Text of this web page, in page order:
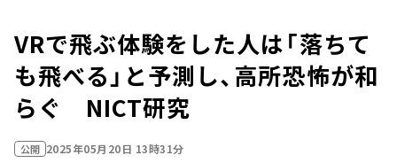
VRで飛ぶ体験をした人は「落ちて
も飛べる」と予測し、高所恐怖が和
らぐ NICT研究
公開 2025年05月20日 13時31分